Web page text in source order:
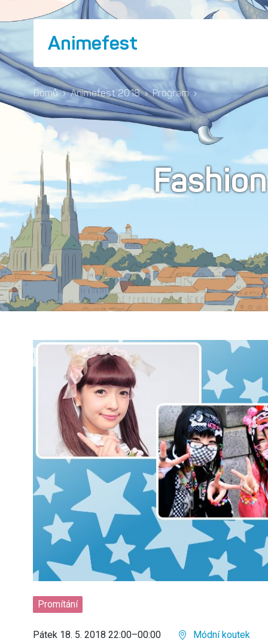
Animefest
Domů › Animefest 2018 › Program ›
Promítání
Pátek 18. 5. 2018 22:00–00:00
Módní koutek